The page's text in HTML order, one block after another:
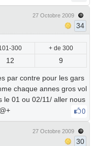
27 Octobre 2009
34
300 + de 300
12 9
par contre pour les gars
chaque annes gros vol
le 01 ou 02/11/ aller nous
0
27 Octobre 2009
30